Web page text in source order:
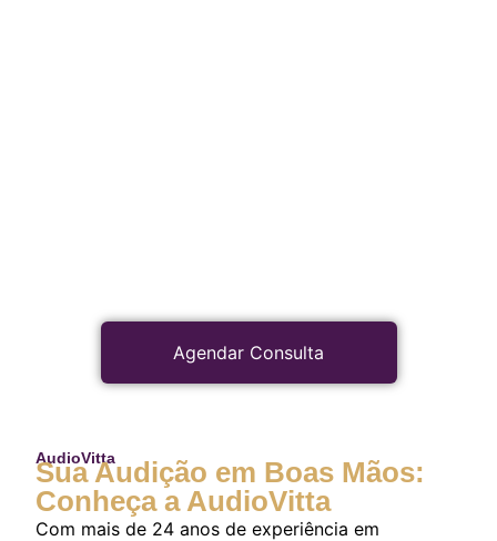
Agendar Consulta
AudioVitta
Sua Audição em Boas Mãos:
Conheça a AudioVitta
Com mais de 24 anos de experiência em